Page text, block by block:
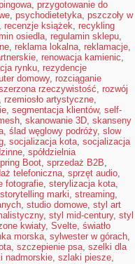
, przygotowanie do
, psychodietetyka, pszczoły w
, recenzje książek, recykling
osiedla, regulamin sklepu,
, reklama lokalna, reklamacje,
, renowacja kamienic,
rynku, rezydencje
domowy, rozciąganie
rzeczywistość, rozwój
rzemiosło artystyczne,
, segmentacja klientów, self-
, skanowanie 3D, skanseny
, ślad węglowy podróży, slow
, socjalizacja kota, socjalizacja
, spółdzielnia
Boot, sprzedaż B2B,
telefoniczna, sprzęt audio,
fotografie, sterylizacja kota,
storytelling marki, streaming,
, studio domowe, styl art
, styl mid-century, styl
kwiaty, Svelte, światło
morska, sylwester w górach,
, szczepienie psa, szelki dla
nadmorskie, szlaki piesze,